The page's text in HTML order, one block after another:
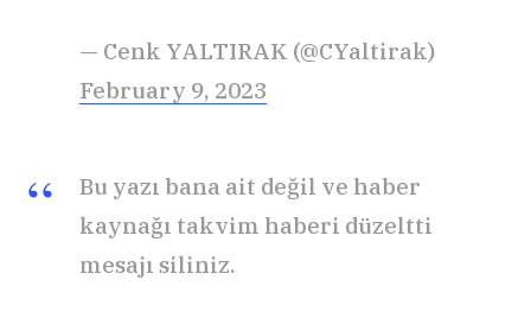
— Cenk YALTIRAK (@CYaltirak)
February 9, 2023
Bu yazı bana ait değil ve haber
kaynağı takvim haberi düzeltti
mesajı siliniz.